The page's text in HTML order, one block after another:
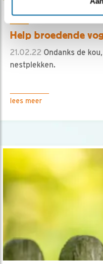
Tip
Help broedende
21.02.22 Ondanks de
nestplekken.
lees meer